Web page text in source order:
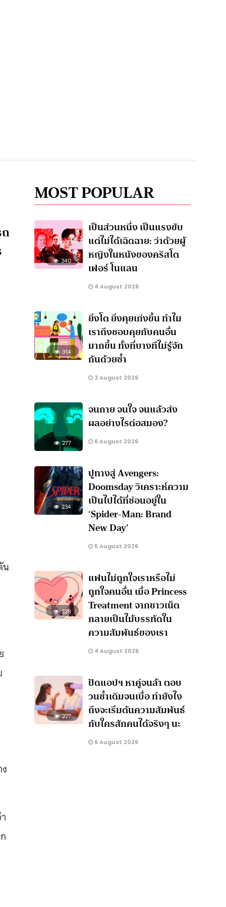
น
MOST POPULAR
340
เป็นส่วนหนึ่ง เป็นแรงขับ
แต่ไม่ได้เฉิดฉาย: ว่าด้วยผู้
หญิงในหนังของคริสโต
เฟอร์ โนแลน
4 August 2026
314
ยิ่งโต ยิ่งคุยเก่งขึ้น ทำไม
เราถึงชอบคุยกับคนอื่น
มากขึ้น ทั้งที่บางทีไม่รู้จัก
กันด้วยซ้ำ
3 August 2026
277
จนกาย จนใจ จนแล้วส่ง
ผลอย่างไรต่อสมอง?
6 August 2026
234
ปูทางสู่ Avengers:
Doomsday วิเคราะห์ความ
เป็นไปได้ที่ซ่อนอยู่ใน
‘Spider-Man: Brand
New Day’
5 August 2026
228
แฟนไม่ถูกใจเราหรือไม่
ถูกใจคนอื่น เมื่อ Princess
Treatment จากชาวเน็ต
กลายเป็นไม้บรรทัดใน
ความสัมพันธ์ของเรา
4 August 2026
227
ปัดแอปฯ หาคู่จนล้า ตอบ
วนซ้ำเดิมจนเบื่อ ทำยังไง
ถึงจะเริ่มต้นความสัมพันธ์
กับใครสักคนได้จริงๆ นะ
6 August 2026